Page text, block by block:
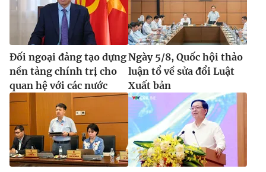
Đối ngoại đảng tạo dựng
nền tảng chính trị cho
quan hệ với các nước
Ngày 5/8, Quốc hội thảo
luận tổ về sửa đổi Luật
Xuất bản